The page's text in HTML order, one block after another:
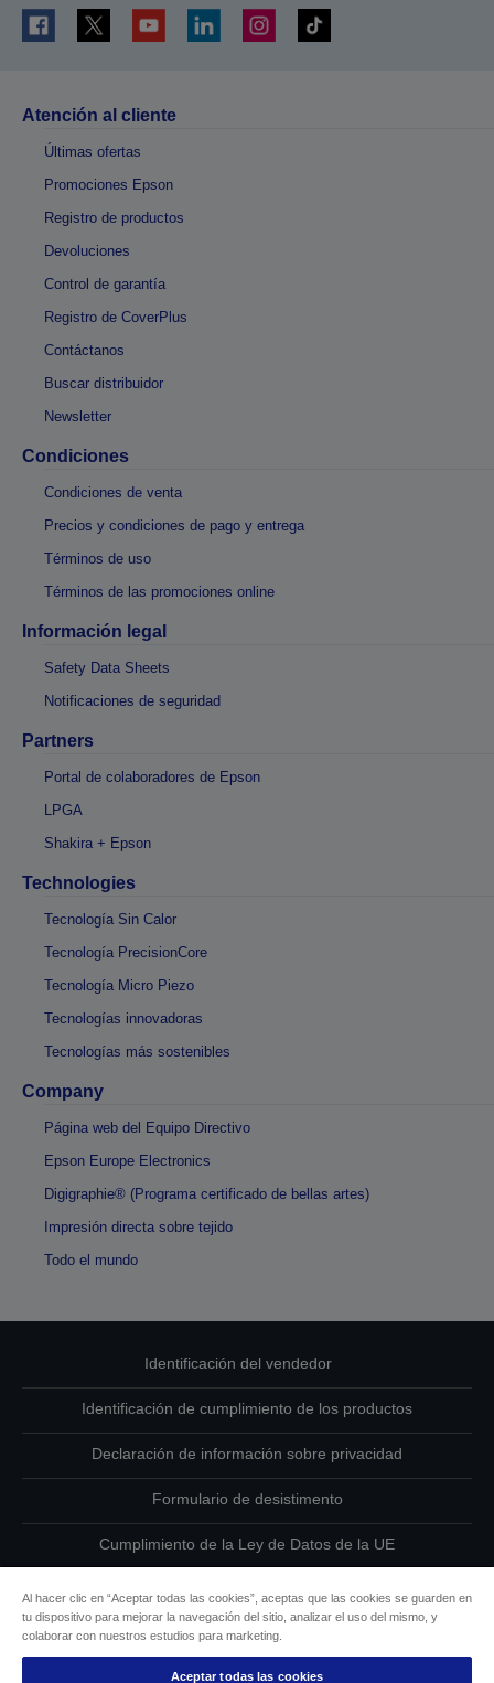
Atención al cliente
Últimas ofertas
Promociones Epson
Registro de productos
Devoluciones
Control de garantía
Registro de CoverPlus
Contáctanos
Buscar distribuidor
Newsletter
Condiciones
Condiciones de venta
Precios y condiciones de pago y entrega
Términos de uso
Términos de las promociones online
Información legal
Safety Data Sheets
Notificaciones de seguridad
Partners
Portal de colaboradores de Epson
LPGA
Shakira + Epson
Technologies
Tecnología Sin Calor
Tecnología PrecisionCore
Tecnología Micro Piezo
Tecnologías innovadoras
Tecnologías más sostenibles
Company
Página web del Equipo Directivo
Epson Europe Electronics
Digigraphie® (Programa certificado de bellas artes)
Impresión directa sobre tejido
Todo el mundo
Identificación del vendedor
Identificación de cumplimiento de los productos
Declaración de información sobre privacidad
Formulario de desistimento
Cumplimiento de la Ley de Datos de la UE
Información sobre cookies
Al hacer clic en “Aceptar todas las cookies”, aceptas que las cookies se guarden en
tu dispositivo para mejorar la navegación del sitio, analizar el uso del mismo, y
colaborar con nuestros estudios para marketing.
Aceptar todas las cookies